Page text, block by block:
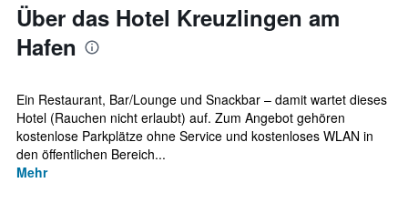
Über das Hotel Kreuzlingen am
Hafen
Ein Restaurant, Bar/Lounge und Snackbar – damit wartet dieses
Hotel (Rauchen nicht erlaubt) auf. Zum Angebot gehören
kostenlose Parkplätze ohne Service und kostenloses WLAN in
den öffentlichen Bereich...
Mehr